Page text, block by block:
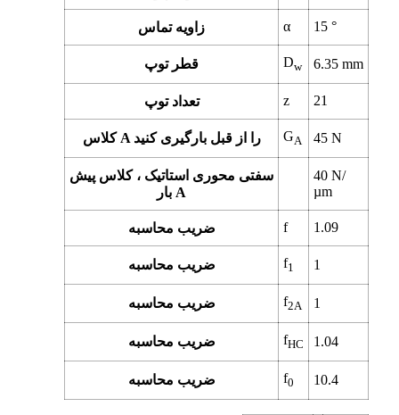
زاویه تماس α 15°
قطر توپ Dw 6.35mm
تعداد توپ z 21
کلاس A را از قبل بارگیری کنید GA 45N
سفتی محوری استاتیک ، کلاس پیش
بار A
40N/
µm
ضریب محاسبه f 1.09
ضریب محاسبه f1 1
ضریب محاسبه f2A 1
ضریب محاسبه fHC 1.04
ضریب محاسبه f0 10.4